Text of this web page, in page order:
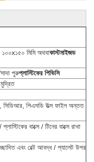
মিমি অথবাকাস্টমাইজড
পুরুপ্লাস্টিকের পিভিসি
পিএসডি উত্স ফাইল অন্তত
বাক্সে / টিনের বাক্সে রাখা
এবং বেল্ট আবদ্ধ / প্যালেট উপর